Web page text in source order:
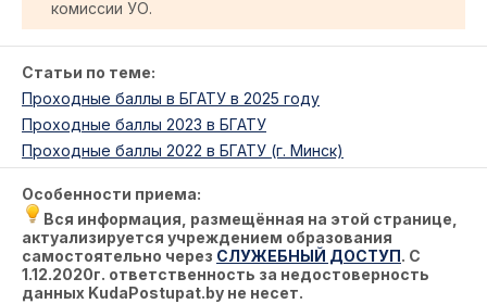
комиссии УО.
Статьи по теме:
Проходные баллы в БГАТУ в 2025 году
Проходные баллы 2023 в БГАТУ
Проходные баллы 2022 в БГАТУ (г. Минск)
Особенности приема:
Вся информация, размещённая на этой странице,
актуализируется учреждением образования
самостоятельно через СЛУЖЕБНЫЙ ДОСТУП. С
1.12.2020г. ответственность за недостоверность
данных KudaPostupat.by не несет.